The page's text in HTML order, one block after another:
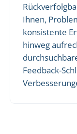
Ihnen,
konsistente
hinweg
Feedback-